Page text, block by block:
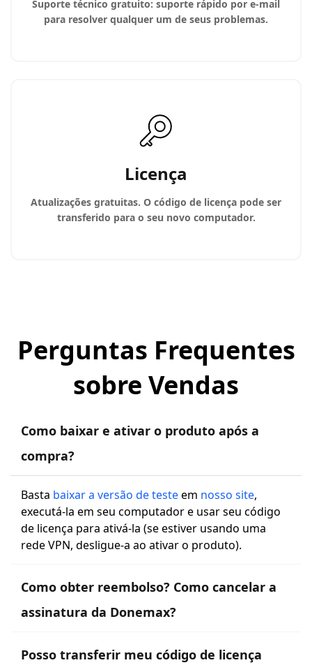
Suporte técnico gratuito: suporte rápido por e-mail
para resolver qualquer um de seus problemas.
Licença
Atualizações gratuitas. O código de licença pode ser
transferido para o seu novo computador.
Perguntas Frequentes
sobre Vendas
Como baixar e ativar o produto após a
compra?
Basta baixar a versão de testeem nosso site,
executá-la em seu computador e usar seu código
de licença para ativá-la (se estiver usando uma
rede VPN, desligue-a ao ativar o produto).
Como obter reembolso? Como cancelar a
assinatura da Donemax?
Posso transferir meu código de licença